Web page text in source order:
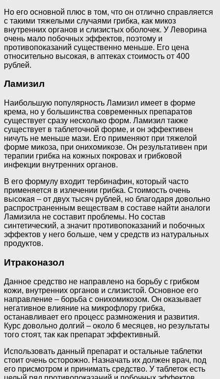
Но его основной плюс в том, что он отлично справляется
с такими тяжелыми случаями грибка, как микоз
внутренних органов и слизистых оболочек. У Леворина
очень мало побочных эффектов, поэтому и
противопоказаний существенно меньше. Его цена
относительно высокая, в аптеках стоимость от 400
рублей.
Ламизил
Наибольшую популярность Ламизил имеет в форме
крема, но у большинства современных препаратов
существует сразу несколько форм. Ламизил также
существует в таблеточной форме, и он эффективен
ничуть не меньше мази. Его применяют при тяжелой
форме микоза, при онихомикозе. Он результативен при
терапии грибка на кожных покровах и грибковой
инфекции внутренних органов.
В его формулу входит тербинафин, который часто
применяется в излечении грибка. Стоимость очень
высокая – от двух тысяч рублей, но благодаря довольно
распространенным веществам в составе найти аналоги
Ламизила не составит проблемы. Но состав
синтетический, а значит противопоказаний и побочных
эффектов у него больше, чем у средств из натуральных
продуктов.
Итраконазол
Данное средство не направлено на борьбу с грибком
кожи, внутренних органов и слизистой. Основное его
направление – борьба с онихомикозом. Он оказывает
негативное влияние на микрофлору грибка,
останавливает его процесс размножения и развития.
Курс довольно долгий – около 6 месяцев, но результаты
того стоят, так как препарат эффективный.
Использовать данный препарат и остальные таблетки
стоит очень осторожно. Назначать их должен врач, под
его присмотром и принимать средство. У таблеток есть